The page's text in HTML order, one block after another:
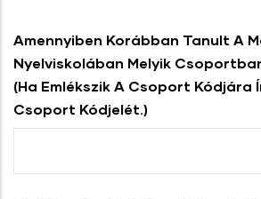
Amennyiben Korábban Tanult A
Nyelviskolában Melyik
(Ha Emlékszik A Csoport Kódjára
Csoport Kódjelét.)